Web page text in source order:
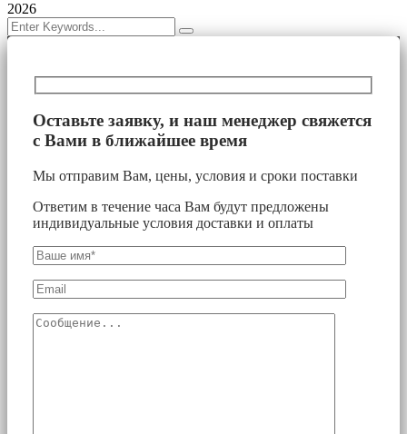
2026
Оставьте заявку, и наш менеджер свяжется
с Вами в ближайшее время
Мы отправим Вам, цены, условия и сроки поставки
Ответим в течение часа Вам будут предложены
индивидуальные условия доставки и оплаты